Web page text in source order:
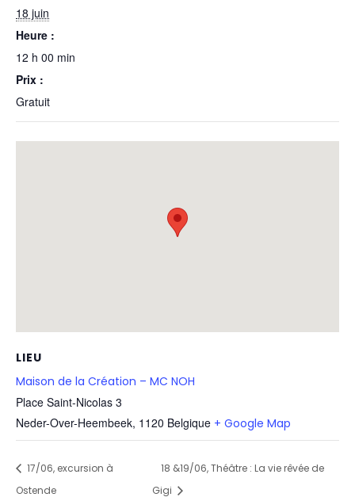
18 juin
Heure :
12 h 00 min
Prix :
Gratuit
LIEU
Maison de la Création – MC NOH
Place Saint-Nicolas 3
Neder-Over-Heembeek, 1120 Belgique + Google Map
17/06, excursion à
Ostende
18 &19/06, Théâtre : La vie rêvée de
Gigi